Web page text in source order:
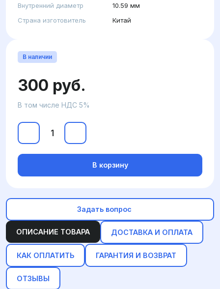
Внутренний диаметр
10.59 мм
Страна изготовитель
Китай
ОПИСАНИЕ ТОВАРА ДОСТАВКА И ОПЛАТА
КАК ОПЛАТИТЬ ГАРАНТИЯ И ВОЗВРАТ
ОТЗЫВЫ
В наличии
300 руб.
В том числе НДС 5%
В корзину
Задать вопрос